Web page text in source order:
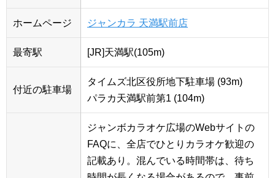
ホームページ ジャンカラ 天満駅前店
最寄駅 [JR]天満駅(105m)
付近の駐車場
タイムズ北区役所地下駐車場 (93m)
パラカ天満駅前第1 (104m)
ジャンボカラオケ広場のWebサイトの
FAQに、全店でひとりカラオケ歓迎の
記載あり。混んでいる時間帯は、待ち